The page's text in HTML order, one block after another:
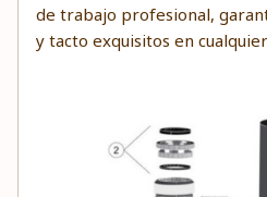
de trabajo profesional,
y tacto exquisitos en